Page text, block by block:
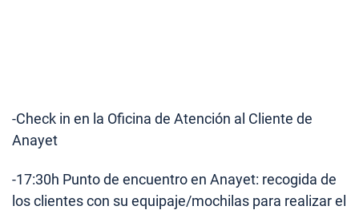
-Check in en la Oficina de Atención al Cliente de
Anayet
-17:30h Punto de encuentro en Anayet: recogida de
los clientes con su equipaje/mochilas para realizar el